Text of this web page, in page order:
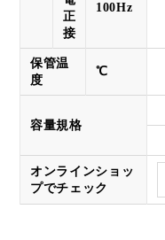
正
接
100Hz
保管温
度
℃
容量規格
オンラインショッ
プでチェック